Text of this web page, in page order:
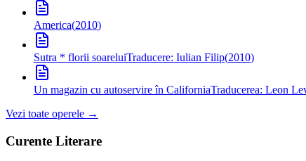
America(2010)
Sutra * florii soareluiTraducere: Iulian Filip(2010)
Un magazin cu autoservire în CaliforniaTraducerea: Leon
Vezi toate operele →
Curente Literare